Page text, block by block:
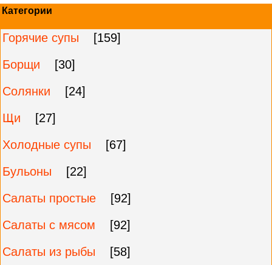
Категории
Горячие супы
[159]
Борщи
[30]
Солянки
[24]
Щи
[27]
Холодные супы
[67]
Бульоны
[22]
Салаты простые
[92]
Салаты с мясом
[92]
Салаты из рыбы
[58]